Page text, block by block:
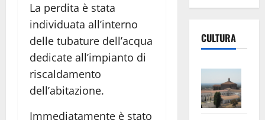
La perdita è stata
individuata all’interno
delle tubature dell’acqua
dedicate all’impianto di
riscaldamento
dell’abitazione.
Immediatamente è stato
CULTURA